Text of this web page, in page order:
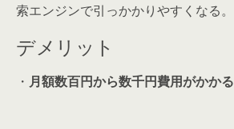
索エンジンで引っかかりやすくなる。
デメリット
・ 月額数百円から数千円費用がかかる